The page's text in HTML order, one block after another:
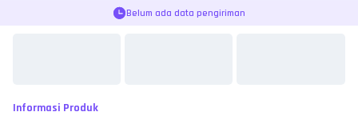
Belum ada data pengiriman
Informasi Produk